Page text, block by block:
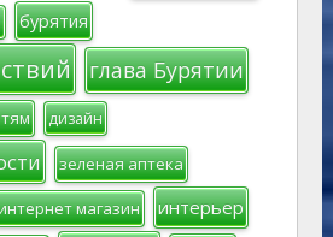
бурятия
глава Бурятии
дизайн
зеленая аптека
магазин интерьер